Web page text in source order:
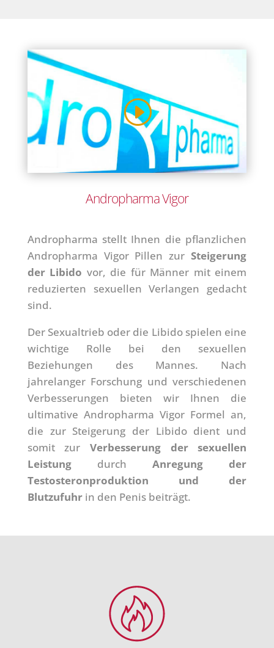
Andropharma Vigor
Andropharma stellt Ihnen die pflanzlichen
Andropharma Vigor Pillen zurSteigerung
der Libido vor, die für Männer mit einem
reduzierten sexuellen Verlangen gedacht
sind.
Der Sexualtrieb oder die Libido spielen eine
wichtige Rolle bei den sexuellen
Beziehungen des Mannes. Nach
jahrelanger Forschung und verschiedenen
Verbesserungen bieten wir Ihnen die
ultimative Andropharma Vigor Formel an,
die zur Steigerung der Libido dient und
somit zur Verbesserung der sexuellen
LeistungdurchAnregung der
Testosteronproduktion und der
Blutzufuhrin den Penis beiträgt.